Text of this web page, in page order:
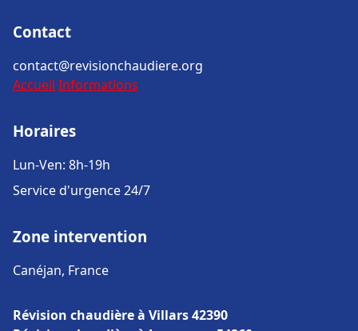
Contact
contact@revisionchaudiere.org
Accueil Informations
Horaires
Lun-Ven: 8h-19h
Service d'urgence 24/7
Zone intervention
Canéjan, France
Révision chaudière à Villars 42390